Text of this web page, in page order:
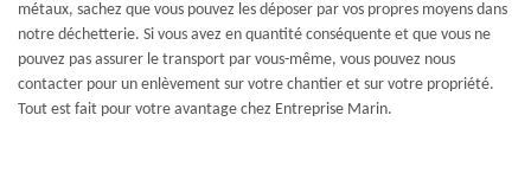
métaux, sachez que vous pouvez les déposer par vos propres moyens dans
notre déchetterie. Si vous avez en quantité conséquente et que vous ne
pouvez pas assurer le transport par vous-même, vous pouvez nous
contacter pour un enlèvement sur votre chantier et sur votre propriété.
Tout est fait pour votre avantage chez Entreprise Marin.